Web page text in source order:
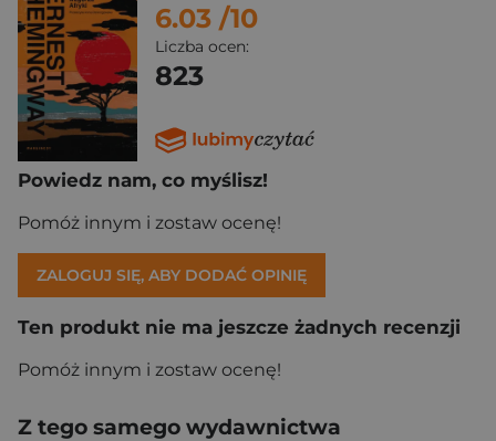
6.03 /10
Liczba ocen:
823
Powiedz nam, co myślisz!
Pomóż innym i zostaw ocenę!
ZALOGUJ SIĘ, ABY DODAĆ OPINIĘ
Ten produkt nie ma jeszcze żadnych recenzji
Pomóż innym i zostaw ocenę!
Z tego samego wydawnictwa